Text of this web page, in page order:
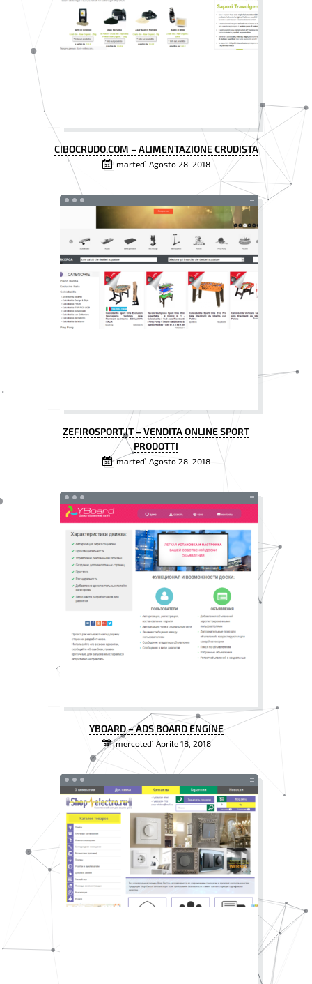
CIBOCRUDO.COM – ALIMENTAZIONE CRUDISTA
martedì Agosto 28, 2018
ZEFIROSPORT.IT – VENDITA ONLINE SPORT
PRODOTTI
martedì Agosto 28, 2018
YBOARD – ADS BOARD ENGINE
mercoledì Aprile 18, 2018